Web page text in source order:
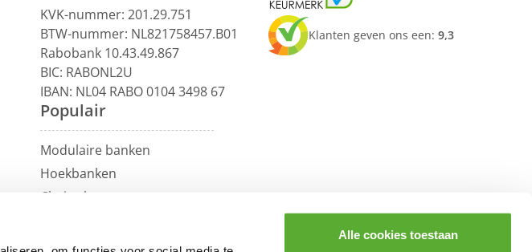
Alle cookies toestaan
KVK-nummer: 201.29.751
BTW-nummer: NL821758457.B01
Rabobank 10.43.49.867
BIC: RABONL2U
IBAN: NL04 RABO 0104 3498 67
Populair
Modulaire banken
Hoekbanken
Chaise longue
Loungebanken
Klanten geven ons een: 9,3